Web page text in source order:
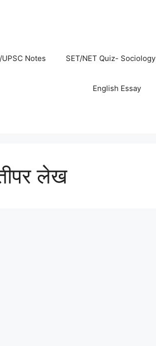
UPSC Notes SET/NET Quiz- Sociology
English Essay
लेख